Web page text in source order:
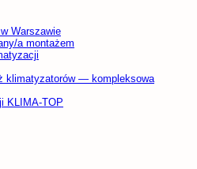
Warszawie
a montażem
klimatyzatorów — kompleksowa
KLIMA-TOP